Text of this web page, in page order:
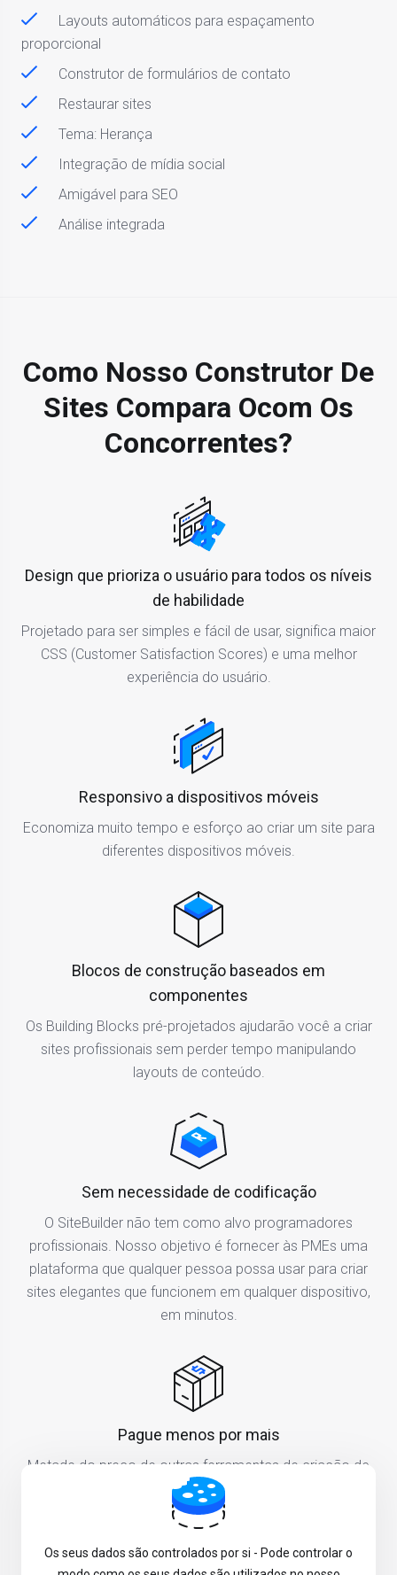
Layouts automáticos para espaçamento
proporcional
Construtor de formulários de contato
Restaurar sites
Tema: Herança
Integração de mídia social
Amigável para SEO
Análise integrada
Como Nosso Construtor De
Sites Compara OCom Os
Concorrentes?
Design que prioriza o usuário para todos os níveis
de habilidade
Projetado para ser simples e fácil de usar, significa maior
CSS (Customer Satisfaction Scores) e uma melhor
experiência do usuário.
Responsivo a dispositivos móveis
Economiza muito tempo e esforço ao criar um site para
diferentes dispositivos móveis.
Blocos de construção baseados em
componentes
Os Building Blocks pré-projetados ajudarão você a criar
sites profissionais sem perder tempo manipulando
layouts de conteúdo.
Sem necessidade de codificação
O SiteBuilder não tem como alvo programadores
profissionais. Nosso objetivo é fornecer às PMEs uma
plataforma que qualquer pessoa possa usar para criar
sites elegantes que funcionem em qualquer dispositivo,
em minutos.
Pague menos por mais
Metade do preço de outras ferramentas de criação de
sites, mas receba todos os benefícios e melhores
recursos.
Os seus dados são controlados por si - Pode controlar o